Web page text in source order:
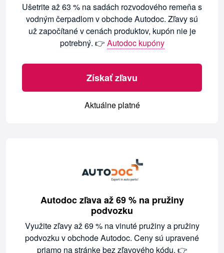
Ušetrite až 63 % na sadách rozvodového remeňa s
vodným čerpadlom v obchode Autodoc. Zľavy sú
už započítané v cenách produktov, kupón nie je
potrebný. 👉 Autodoc kupóny
Získať zľavu
Aktuálne platné
Autodoc zľava až 69 % na pružiny
podvozku
Využite zľavy až 69 % na vinuté pružiny a pružiny
podvozku v obchode Autodoc. Ceny sú upravené
priamo na stránke bez zľavového kódu. 👉